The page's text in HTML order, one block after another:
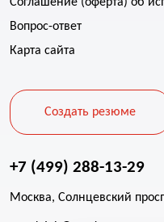
Вопрос-ответ
Карта сайта
Создать резюме
+7 (499) 288-13-29
Москва, Солнцевский